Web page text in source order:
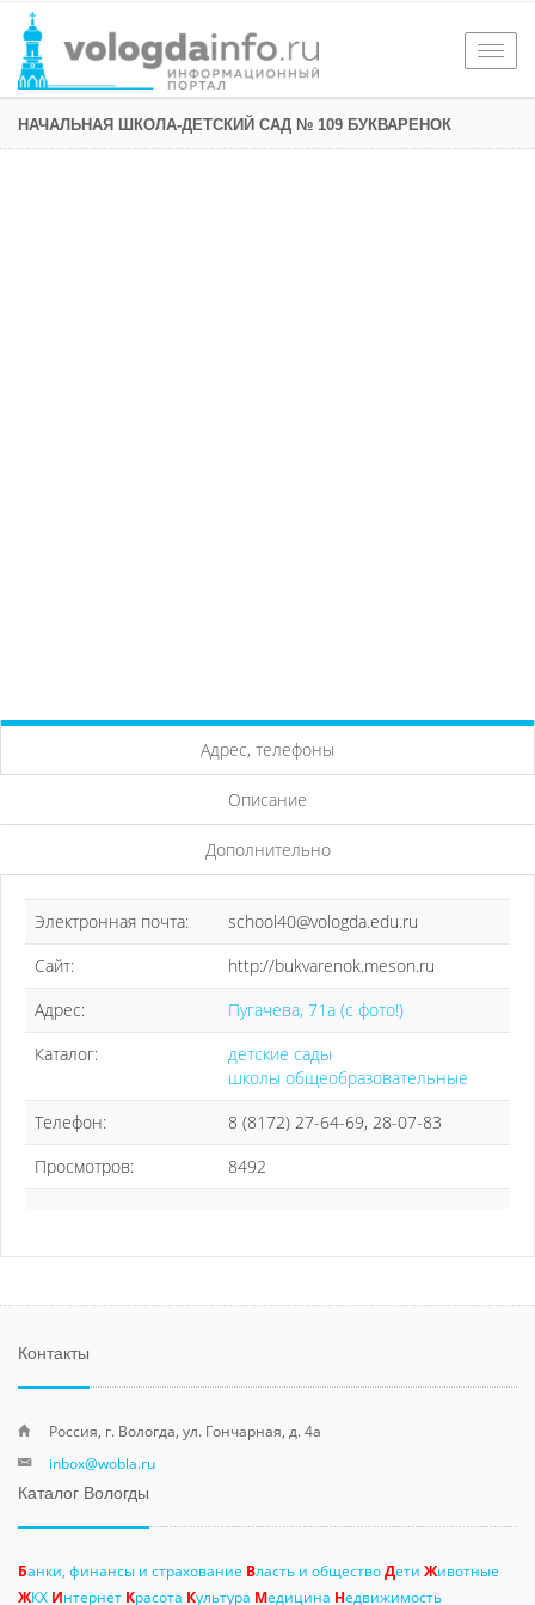
НАЧАЛЬНАЯ ШКОЛА-ДЕТСКИЙ САД № 109 БУКВАРЕНОК
Адрес, телефоны
Описание
Дополнительно
Электронная почта:
school40@vologda.edu.ru
Сайт:
http://bukvarenok.meson.ru
Адрес:
Пугачева, 71а (с фото!)
Каталог:
детские сады
школы общеобразовательные
Телефон:
8 (8172) 27-64-69, 28-07-83
Просмотров:
8492
Контакты
Россия, г. Вологда, ул. Гончарная, д. 4а
inbox@wobla.ru
Каталог Вологды
Банки, финансы и страхование Власть и обществоДети Животные
ЖКХ Интернет Красота Культура Медицина Недвижимость